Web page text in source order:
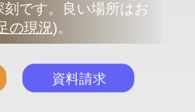
です。良い場所はお
の現況)。